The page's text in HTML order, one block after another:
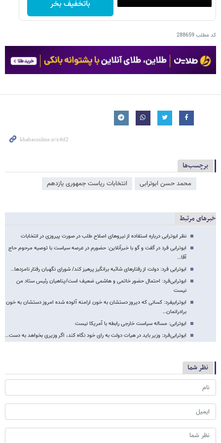
باتخفیف بخر
کد مطلب288659
برچسب‌ها
محمد حسن ابوترابی انتخابات ریاست جمهوری یازدهم
خبرهای مرتبط
نظر ابوترابی درباره استفاده از نیروهای اصلاح طلب در صورت پیروزی در انتخابات
ابوترابی فرد در گفت و گو با خبرآنلاین: حضورم در عرصه سیاست با توصیه مرحوم حاج
آقا…
ابوترابی فرد: دولت از رفتارهای شائبه برانگیز پرهیز کند/ شورای نگهبان رفتار نامزدها…
ابوترابی‌فرد: احتمال حضور خاتمی و هاشمی ضعیف است/پناهیان رئیس ستاد من
نیست
ابوترابی​فرد: کسانی که دیروز دستشان به خون ارامنه آلوده شده امروز دستشان به خون
برادرانمان…
ابوترابی: مساله سیاست خارجی رابطه با آمریکا نیست
ابوترابی‌فرد: وزیر باید در هیات دولت به رای خود نگاه کند، اگر وزیری بخواهد به دست…
نظر شما